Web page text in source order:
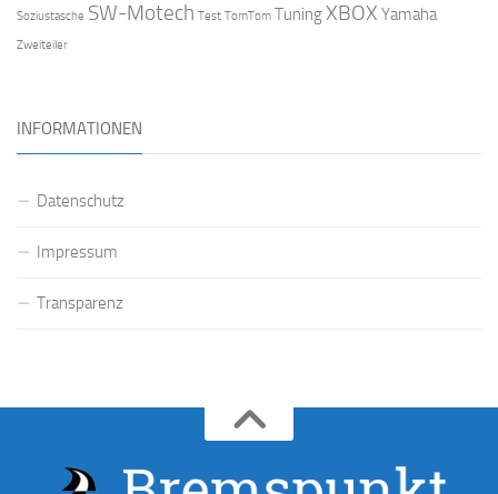
Soziustasche SW-Motech Test TomTom TuningXBOX Yamaha
Zweiteiler
INFORMATIONEN
Datenschutz
Impressum
Transparenz